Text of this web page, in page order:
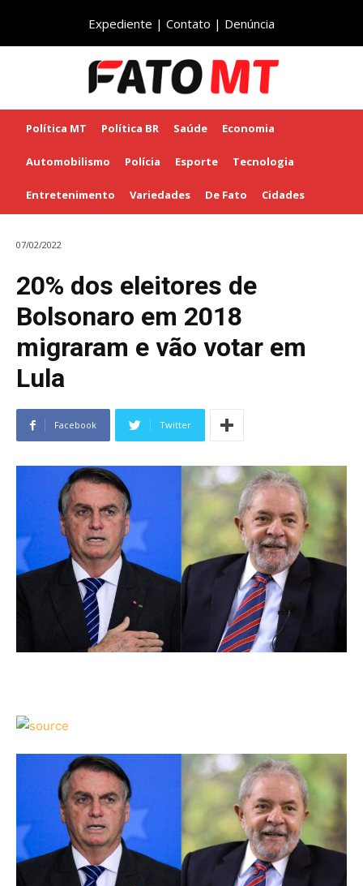
Expediente | Contato | Denúncia
Política MT Política BR Saúde Economia
Automobilismo Polícia Esporte Tecnologia
Entretenimento Variedades De Fato Cidades
07/02/2022
20% dos eleitores de
Bolsonaro em 2018
migraram e vão votar em
Lula
Facebook Twitter